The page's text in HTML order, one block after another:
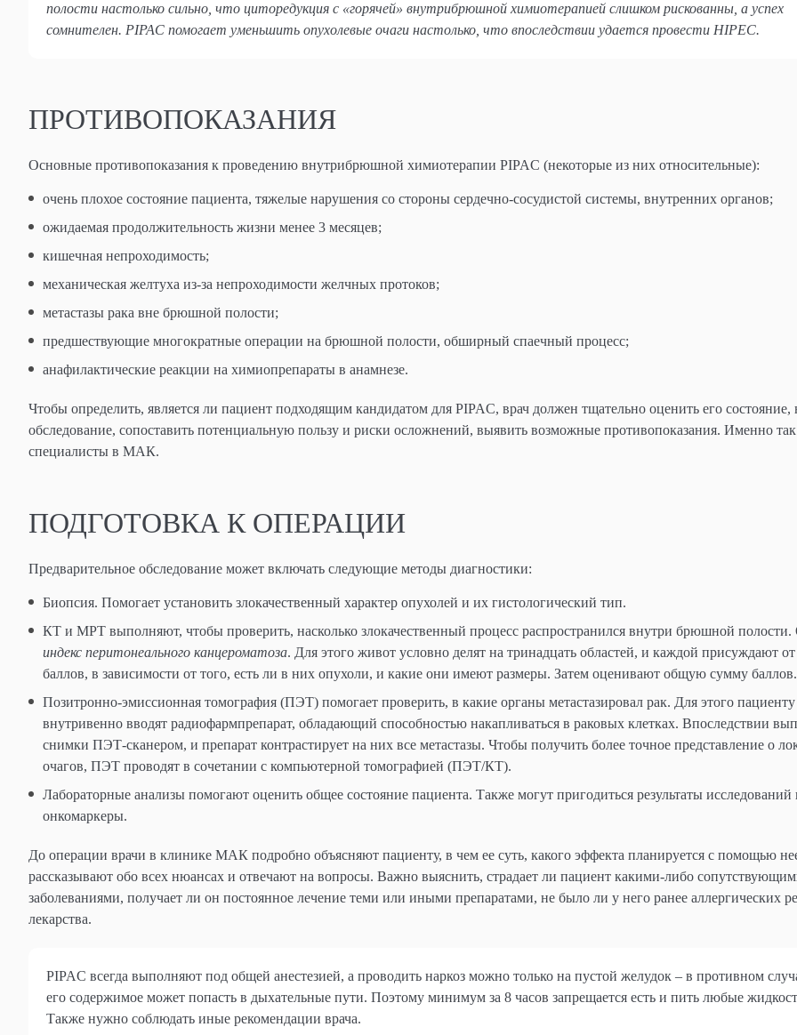
полости настолько сильно, что циторедукция с «горячей» внутрибрюшной химиотерапией слишком рискованны, а успех
сомнителен. PIPAC помогает уменьшить опухолевые очаги настолько, что впоследствии удается провести HIPEC.
ПРОТИВОПОКАЗАНИЯ
Основные противопоказания к проведению внутрибрюшной химиотерапии PIPAC (некоторые из них относительные):
очень плохое состояние пациента, тяжелые нарушения со стороны сердечно-сосудистой системы, внутренних органов;
ожидаемая продолжительность жизни менее 3 месяцев;
кишечная непроходимость;
механическая желтуха из-за непроходимости желчных протоков;
метастазы рака вне брюшной полости;
предшествующие многократные операции на брюшной полости, обширный спаечный процесс;
анафилактические реакции на химиопрепараты в анамнезе.
Чтобы определить, является ли пациент подходящим кандидатом для PIPAC, врач должен тщательно оценить его состояние,
обследование, сопоставить потенциальную пользу и риски осложнений, выявить возможные противопоказания. Именно
специалисты в МАК.
ПОДГОТОВКА К ОПЕРАЦИИ
Предварительное обследование может включать следующие методы диагностики:
Биопсия. Помогает установить злокачественный характер опухолей и их гистологический тип.
КТ и МРТ выполняют, чтобы проверить, насколько злокачественный процесс распространился внутри брюшной
индекс перитонеального канцероматоза. Для этого живот условно делят на тринадцать областей, и каждой присуждают
баллов, в зависимости от того, есть ли в них опухоли, и какие они имеют размеры. Затем оценивают общую сумму баллов.
Позитронно-эмиссионная томография (ПЭТ) помогает проверить, в какие органы метастазировал рак. Для этого пациенту
внутривенно вводят радиофармпрепарат, обладающий способностью накапливаться в раковых клетках. Впоследствии
снимки ПЭТ-сканером, и препарат контрастирует на них все метастазы. Чтобы получить более точное представление о
очагов, ПЭТ проводят в сочетании с компьютерной томографией (ПЭТ/КТ).
Лабораторные анализы помогают оценить общее состояние пациента. Также могут пригодиться результаты исследований
онкомаркеры.
До операции врачи в клинике МАК подробно объясняют пациенту, в чем ее суть, какого эффекта планируется с помощью
рассказывают обо всех нюансах и отвечают на вопросы. Важно выяснить, страдает ли пациент какими-либо
заболеваниями, получает ли он постоянное лечение теми или иными препаратами, не было ли у него ранее аллергических
лекарства.
PIPAC всегда выполняют под общей анестезией, а проводить наркоз можно только на пустой желудок – в противном
его содержимое может попасть в дыхательные пути. Поэтому минимум за 8 часов запрещается есть и пить любые
Также нужно соблюдать иные рекомендации врача.